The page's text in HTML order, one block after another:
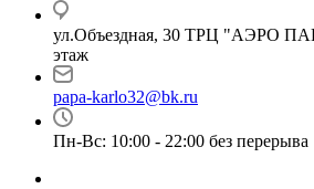
ул.Объездная, 30 ТРЦ "АЭРО
этаж
papa-karlo32@bk.ru
Пн-Вс: 10:00 - 22:00 без перерыва